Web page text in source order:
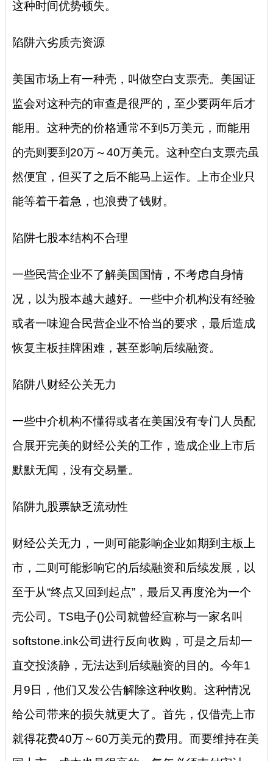
这种时间优势顿失。
陷阱六劣质壳资源
美国市场上有一种壳，叫做空白支票壳。美国证
监会对这种壳的审查是很严的，至少要两年后才
能用。这种壳的价格通常不到5万美元，而能用
的壳则要到20万～40万美元。这种空白支票壳虽
然便宜，但买了之后不能马上运作。上市企业只
能等着干着急，也浪费了钱财。
陷阱七股本结构不合理
一些民营企业不了解美国国情，不考虑自身情
况，以为股本越大越好。一些中介机构没有经验
或者一味迎合民营企业不恰当的要求，最后造成
恢复主板挂牌困难，甚至影响后续融资。
陷阱八财经公关无力
一些中介机构不懂得或者在美国没有专门人员配
合展开完美的财经公关的工作，造成企业上市后
默默无闻，没有交易量。
陷阱九股票缺乏流动性
财经公关无力，一则可能影响企业如期到主板上
市，二则可能影响它的后续融资和后续发展，以
至于从“终点又回到起点”，最后又再度沦为一个
壳公司。TS电子()公司就曾经宣称与一家名叫
softstone.ink公司进行反向收购，可是之后却一
直交投淡静，无法达到后续融资的目的。今年1
月9日，他们又发公告解除这种收购。这种情况
给公司带来的损失就更大了。首先，仅借壳上市
就得花费40万～60万美元的费用。而要维持在美